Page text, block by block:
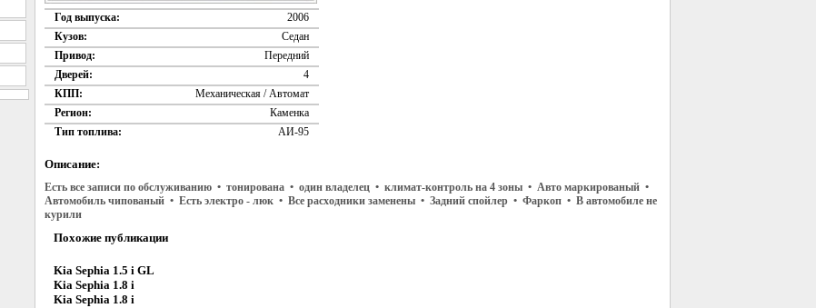
Год выпуска:
2006
Кузов:
Седан
Привод:
Передний
Дверей:
4
КПП:
Механическая / Автомат
Регион:
Каменка
Тип топлива:
АИ-95
Описание:
Есть все записи по обслуживанию • тонирована • один владелец • климат-контроль на 4 зоны • Авто маркированый •
Автомобиль чипованый • Есть электро - люк • Все расходники заменены • Задний спойлер • Фаркоп • В автомобиле не
курили
Похожие публикации
Kia Sephia 1.5 i GL
Kia Sephia 1.8 i
Kia Sephia 1.8 i